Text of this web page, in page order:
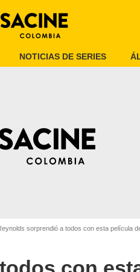
NOTICIAS DE SERIES
sorprendió a todos con esta película